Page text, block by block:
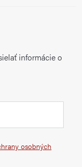
informácie o
osobných